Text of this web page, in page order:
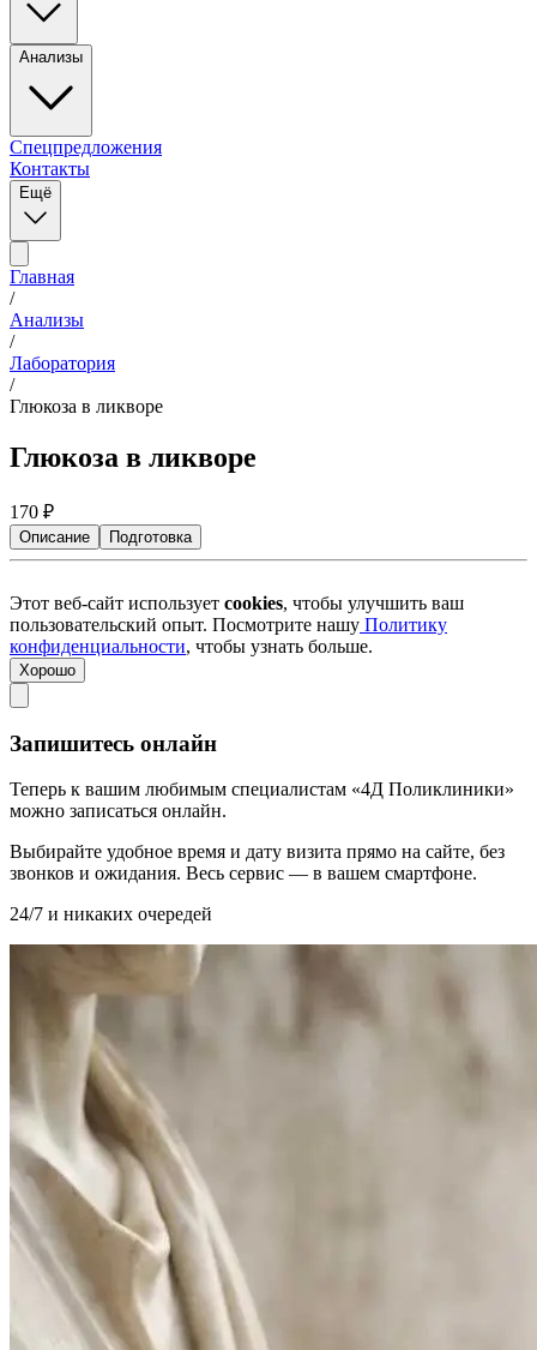
Анализы
Спецпредложения
Контакты
Ещё
Главная
/
Анализы
/
Лаборатория
/
Глюкоза в ликворе
Глюкоза в ликворе
170 ₽
Описание Подготовка
Этот веб-сайт использует cookies, чтобы улучшить ваш
пользовательский опыт. Посмотрите нашу Политику
конфиденциальности, чтобы узнать больше.
Хорошо
Запишитесь онлайн
Теперь к вашим любимым специалистам «4Д Поликлиники»
можно записаться онлайн.
Выбирайте удобное время и дату визита прямо на сайте, без
звонков и ожидания. Весь сервис — в вашем смартфоне.
24/7 и никаких очередей